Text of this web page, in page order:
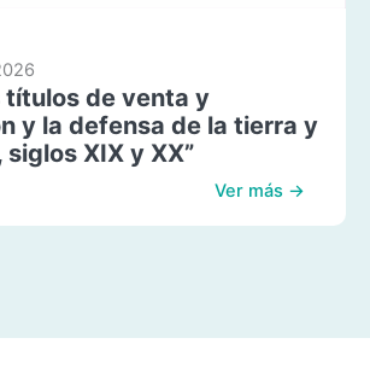
títulos de venta y
y la defensa de la tierra y
XIX y XX”
Ver más →